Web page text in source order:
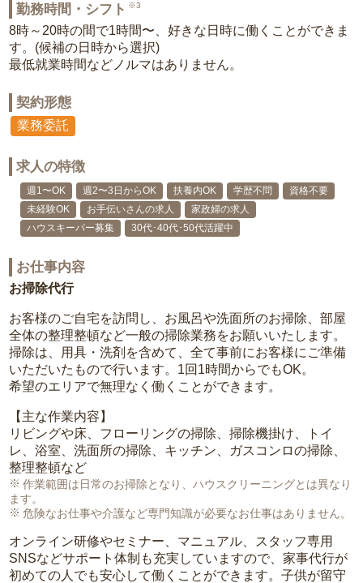
勤務時間・シフト ※3
8時～20時の間で1時間〜、好きな日時に働くことができま
す。(候補の日時から選択)
最低就業時間などノルマはありません。
契約形態
業務委託
求人の特徴
週1〜OK 週2〜3日からOK 扶養内OK 学歴不問
資格不要
未経験OK
お手伝いさんの求人
家政婦の求人
ハウスキーパー募集
30代･40代･50代活躍中
お仕事内容
お掃除代行
お客様のご自宅を訪問し、お風呂や洗面所のお掃除、部屋
全体の整理整頓など一般の掃除業務をお願いいたします。
掃除は、用具・洗剤を含めて、全て事前にお客様にご準備
いただいたもので行います。1回1時間からでもOK。
希望のエリアで無理なく働くことができます。
【主な作業内容】
リビングや床、フローリングの掃除、掃除機掛け、トイ
レ、浴室、洗面所の掃除、キッチン、ガスコンロの掃除、
整理整頓など
作業範囲は日常のお掃除となり、ハウスクリーニングとは異なり
ます。
危険なお仕事や介護など専門知識が必要なお仕事はありません。
オンライン研修やセミナー、マニュアル、スタッフ専用
SNSなどサポート体制も充実していますので、家事代行が
初めての人でも安心して働くことができます。子供が留守